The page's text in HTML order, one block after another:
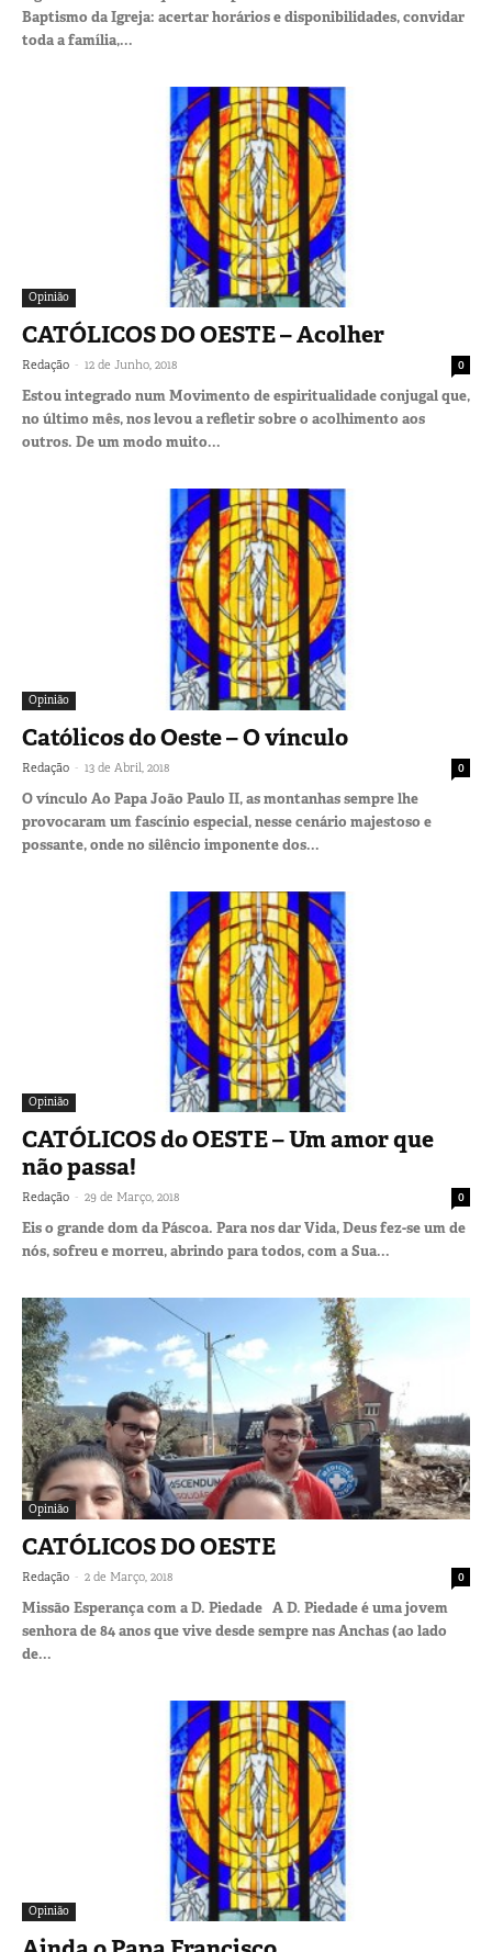
Baptismo da Igreja: acertar horários e disponibilidades, convidar
toda a família,...
Opinião
CATÓLICOS DO OESTE – Acolher
Redação - 12 de Junho, 2018 0
Estou integrado num Movimento de espiritualidade conjugal que,
no último mês, nos levou a refletir sobre o acolhimento aos
outros. De um modo muito...
Opinião
Católicos do Oeste – O vínculo
Redação - 13 de Abril, 2018 0
O vínculo Ao Papa João Paulo II, as montanhas sempre lhe
provocaram um fascínio especial, nesse cenário majestoso e
possante, onde no silêncio imponente dos...
Opinião
CATÓLICOS do OESTE – Um amor que
não passa!
Redação - 29 de Março, 2018 0
Eis o grande dom da Páscoa. Para nos dar Vida, Deus fez-se um de
nós, sofreu e morreu, abrindo para todos, com a Sua...
Opinião
CATÓLICOS DO OESTE
Redação - 2 de Março, 2018 0
Missão Esperança com a D. Piedade A D. Piedade é uma jovem
senhora de 84 anos que vive desde sempre nas Anchas (ao lado
de...
Opinião